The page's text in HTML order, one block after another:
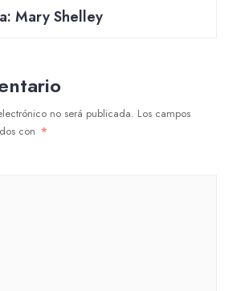
Mary Shelley
no será publicada. Los campos
con *